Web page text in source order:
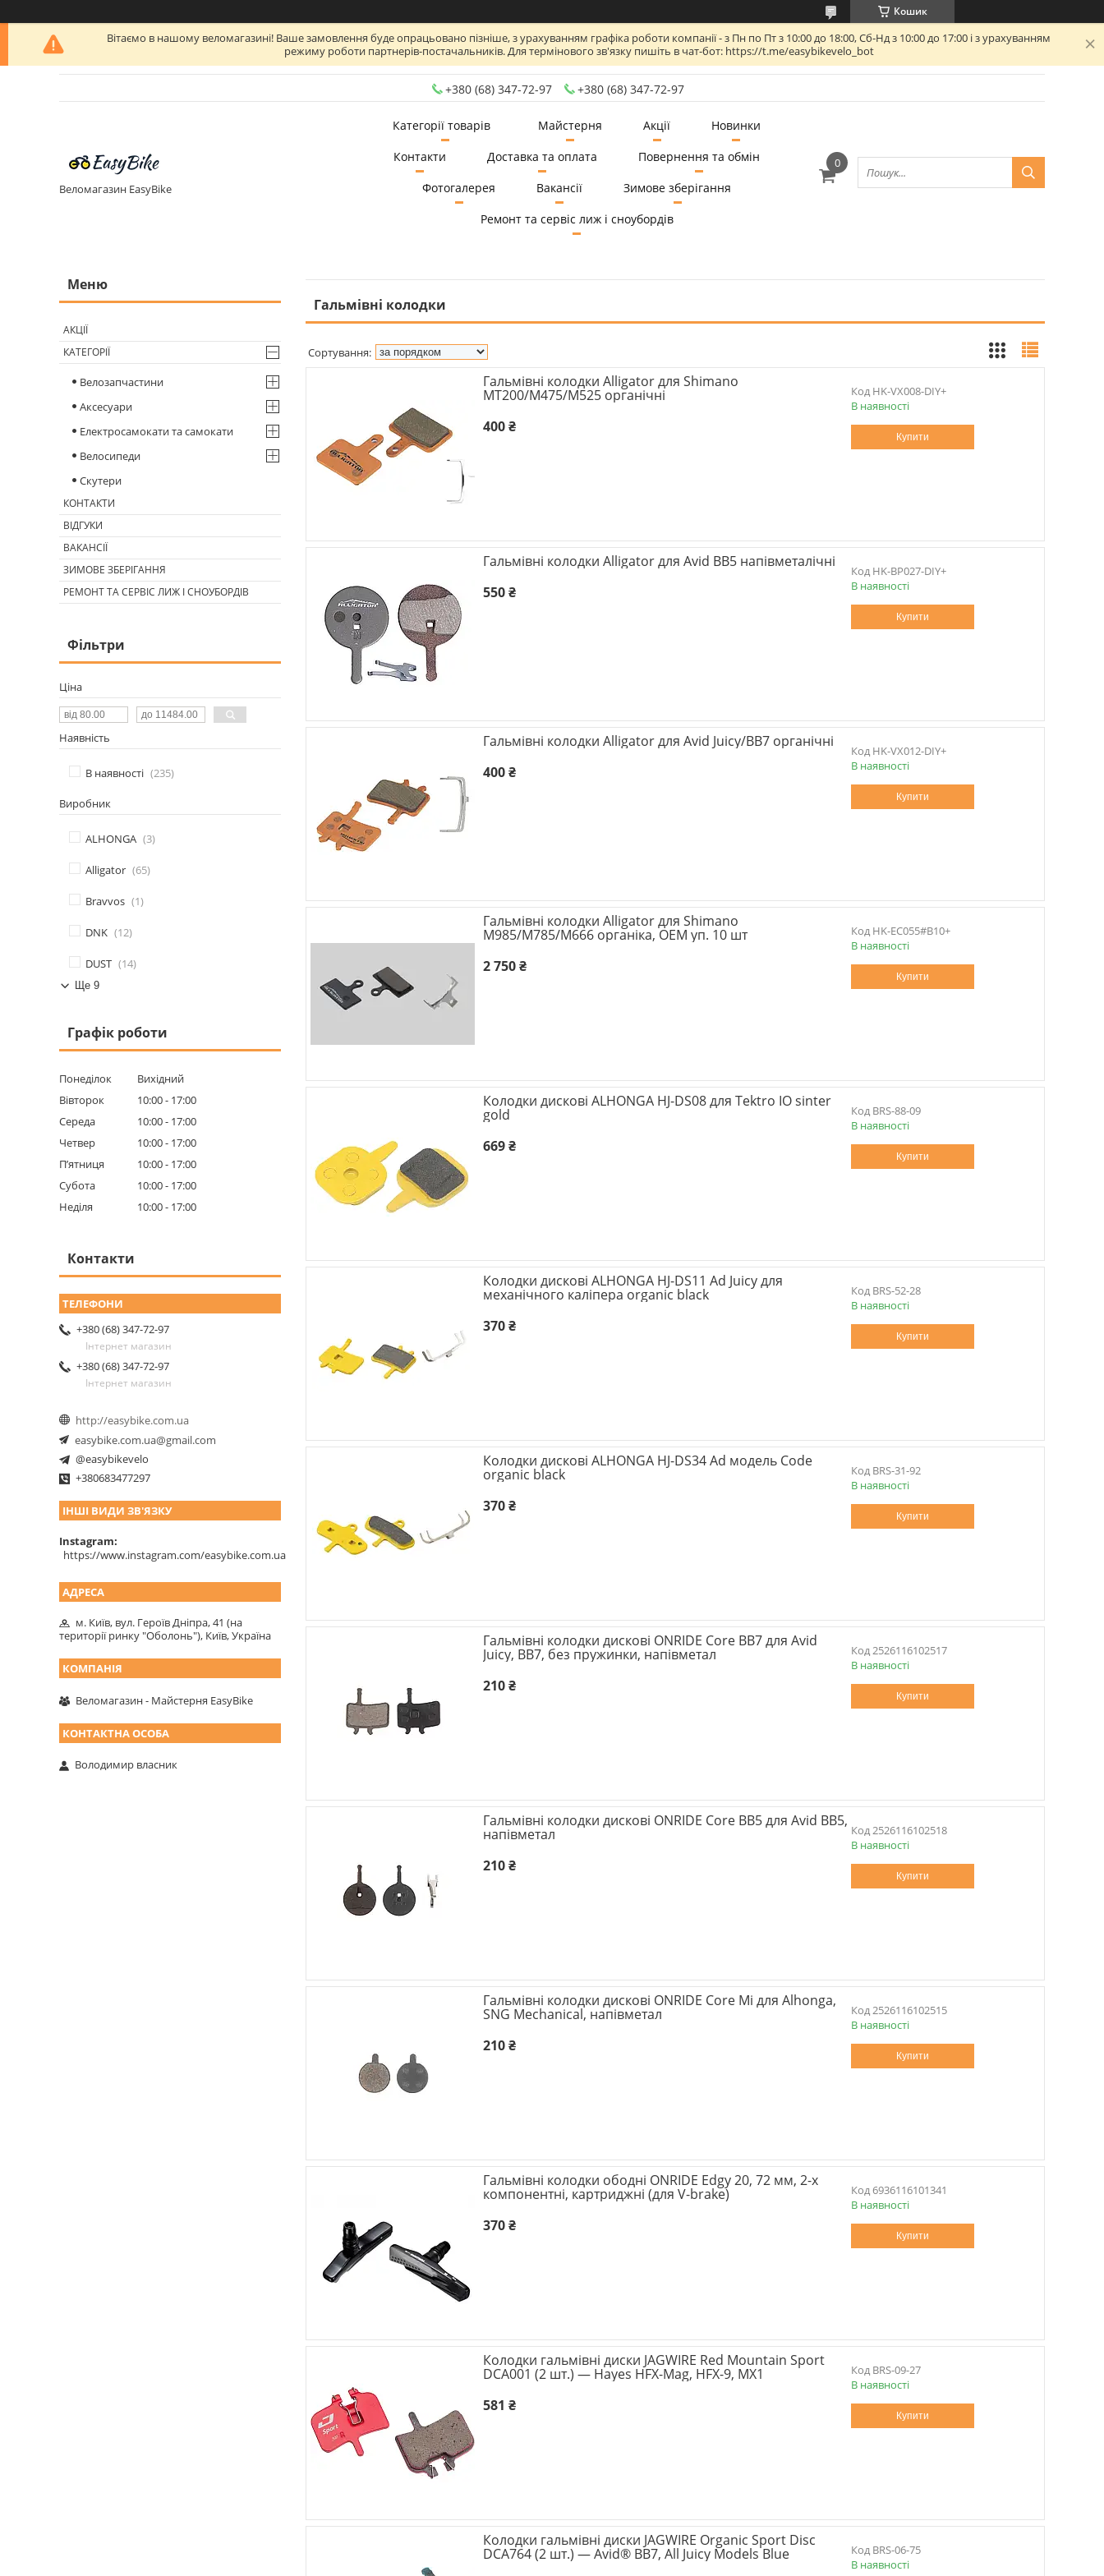
Кошик
Вітаємо в нашому веломагазині! Ваше замовлення буде опрацьовано пізніше, з урахуванням графіка роботи компанії - з Пн по Пт з 10:00 до 18:00, Сб-Нд з 10:00 до 17:00 і з урахуванням
режиму роботи партнерів-постачальників. Для термінового зв'язку пишіть в чат-бот: https://t.me/easybikevelo_bot
+380 (68) 347-72-97 +380 (68) 347-72-97
Веломагазин EasyBike
Категорії товарів Майстерня Акції
Новинки
Контакти
Доставка та оплата
Повернення та обмін
Фотогалерея
Вакансії
Зимове зберігання
Ремонт та сервіс лиж і сноубордів
Гальмівні колодки
HK-VX008-DIY+
В наявності
Купити
Гальмівні колодки Alligator для Shimano
MT200/M475/M525 органічні
400 ₴
HK-BP027-DIY+
В наявності
Купити
Гальмівні колодки Alligator для Avid BB5 напівметалічні
550 ₴
HK-VX012-DIY+
В наявності
Купити
Гальмівні колодки Alligator для Avid Juicy/BB7 органічні
400 ₴
HK-EC055#B10+
В наявності
Купити
Гальмівні колодки Alligator для Shimano
M985/M785/M666 органіка, ОЕМ уп. 10 шт
2 750 ₴
BRS-88-09
В наявності
Купити
Колодки дискові ALHONGA HJ-DS08 для Tektro IO sinter
gold
669 ₴
BRS-52-28
В наявності
Купити
Колодки дискові ALHONGA HJ-DS11 Ad Juicy для
механічного каліпера organic black
370 ₴
BRS-31-92
В наявності
Купити
Колодки дискові ALHONGA HJ-DS34 Ad модель Code
organic black
370 ₴
2526116102517
В наявності
Купити
Гальмівні колодки дискові ONRIDE Core BB7 для Avid
Juicy, BB7, без пружинки, напівметал
210 ₴
2526116102518
В наявності
Купити
Гальмівні колодки дискові ONRIDE Core BB5 для Avid BB5,
напівметал
210 ₴
2526116102515
В наявності
Купити
Гальмівні колодки дискові ONRIDE Core Mi для Alhonga,
SNG Mechanical, напівметал
210 ₴
6936116101341
В наявності
Купити
Гальмівні колодки ободні ONRIDE Edgy 20, 72 мм, 2-х
компонентні, картриджні (для V-brake)
370 ₴
BRS-09-27
В наявності
Купити
Колодки гальмівні диски JAGWIRE Red Mountain Sport
DCA001 (2 шт.) — Hayes HFX-Mag, HFX-9, MX1
581 ₴
BRS-06-75
В наявності
Колодки гальмівні диски JAGWIRE Organic Sport Disc
DCA764 (2 шт.) — Avid® BB7, All Juicy Models Blue
АКЦІЇ
КАТЕГОРІЇ
Велозапчастини
Аксесуари
Електросамокати та самокати
Велосипеди
Скутери
КОНТАКТИ
ВІДГУКИ
ВАКАНСІЇ
ЗИМОВЕ ЗБЕРІГАННЯ
РЕМОНТ ТА СЕРВІС ЛИЖ І СНОУБОРДІВ
Фільтри
Ціна
Наявність
В наявності 235
Виробник
ALHONGA 3
Alligator 65
Bravvos 1
DNK 12
DUST 14
Ще 9
Графік роботи
Понеділок
Вихідний
Вівторок
10:00
17:00
Середа
10:00
17:00
Четвер
10:00
17:00
Пʼятниця
10:00
17:00
Субота
10:00
17:00
Неділя
10:00 17:00
Контакти
+380 (68) 347-72-97
Інтернет магазин
+380 (68) 347-72-97
Інтернет магазин
http://easybike.com.ua
easybike.com.ua@gmail.com
@easybikevelo
+380683477297
ІНШІ ВИДИ ЗВ'ЯЗКУ
Instagram
https://www.instagram.com/easybike.com.ua
м. Київ, вул. Героїв Дніпра, 41 (на
території ринку "Оболонь"), Київ, Україна
Веломагазин - Майстерня EasyBike
Володимир власник